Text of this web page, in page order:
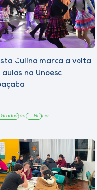
Julina marca a volta
aulas na Unoesc
Graduação Notícia